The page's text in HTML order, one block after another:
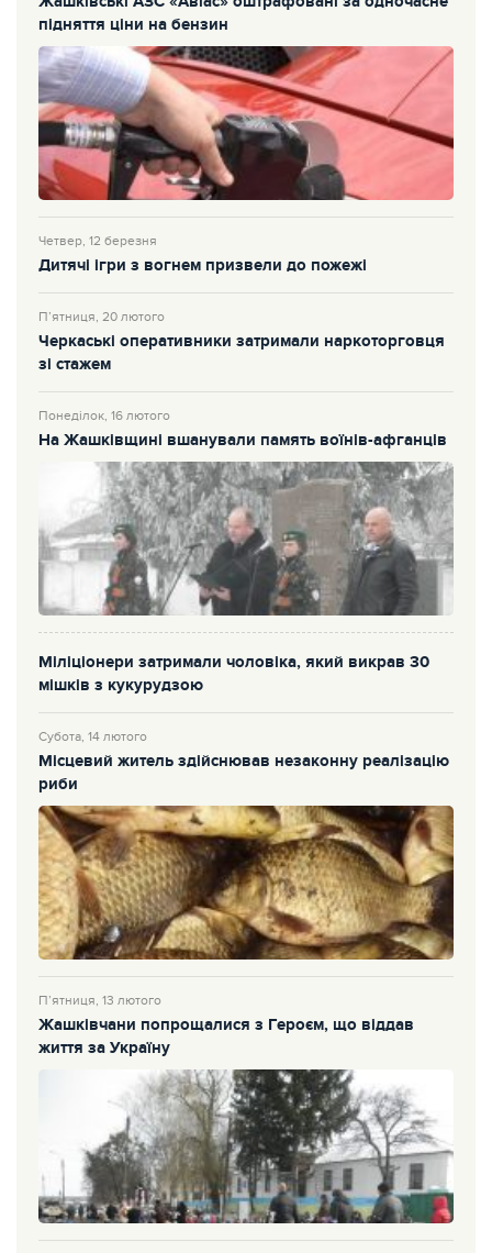
підняття ціни на бензин
Четвер, 12 березня
Дитячі ігри з вогнем призвели до пожежі
П’ятниця, 20 лютого
Черкаські оперативники затримали наркоторговця
зі стажем
Понеділок, 16 лютого
На Жашківщині вшанували память воїнів-афганців
Міліціонери затримали чоловіка, який викрав 30
мішків з кукурудзою
Субота, 14 лютого
Місцевий житель здійснював незаконну реалізацію
риби
П’ятниця, 13 лютого
Жашківчани попрощалися з Героєм, що віддав
життя за Україну